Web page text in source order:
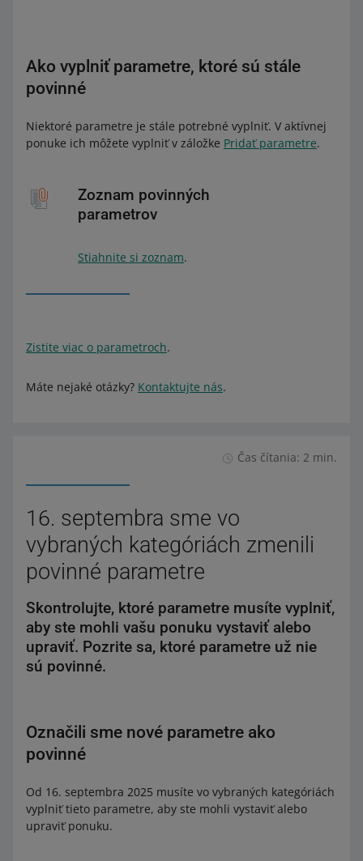
Ako vyplniť parametre, ktoré sú stále
povinné
Niektoré parametre je stále potrebné vyplniť. V aktívnej
ponuke ich môžete vyplniť v záložke Pridať parametre.
Zoznam povinných
parametrov
Stiahnite si zoznam.
Zistite viac o parametroch.
Máte nejaké otázky? Kontaktujte nás.
Čas čítania: 2 min.
16. septembra sme vo
vybraných kategóriách zmenili
povinné parametre
Skontrolujte, ktoré parametre musíte vyplniť,
aby ste mohli vašu ponuku vystaviť alebo
upraviť. Pozrite sa, ktoré parametre už nie
sú povinné.
Označili sme nové parametre ako
povinné
Od 16. septembra 2025 musíte vo vybraných kategóriách
vyplniť tieto parametre, aby ste mohli vystaviť alebo
upraviť ponuku.